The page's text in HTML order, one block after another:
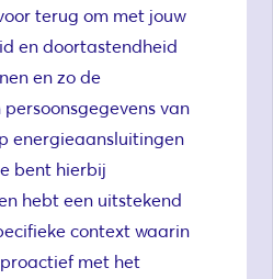
terug om met jouw
en doortastendheid
en zo de
van
energieaansluitingen
bent hierbij
hebt een uitstekend
context waarin
met het